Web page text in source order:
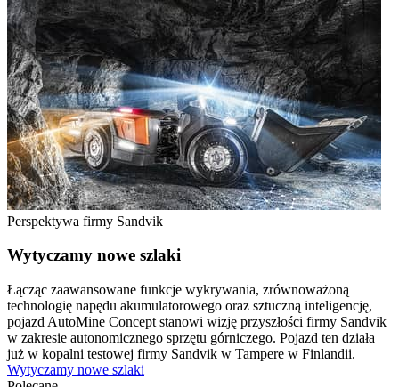
Perspektywa firmy Sandvik
Wytyczamy nowe szlaki
Łącząc zaawansowane funkcje wykrywania, zrównoważoną
technologię napędu akumulatorowego oraz sztuczną inteligencję,
pojazd AutoMine Concept stanowi wizję przyszłości firmy Sandvik
w zakresie autonomicznego sprzętu górniczego. Pojazd ten działa
już w kopalni testowej firmy Sandvik w Tampere w Finlandii.
Wytyczamy nowe szlaki